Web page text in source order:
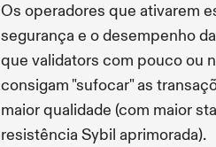
Os operadores que ativarem
segurança e o desempenho
que validators com pouco ou
consigam "sufocar" as
maior qualidade (com maior
resistência Sybil aprimorada).